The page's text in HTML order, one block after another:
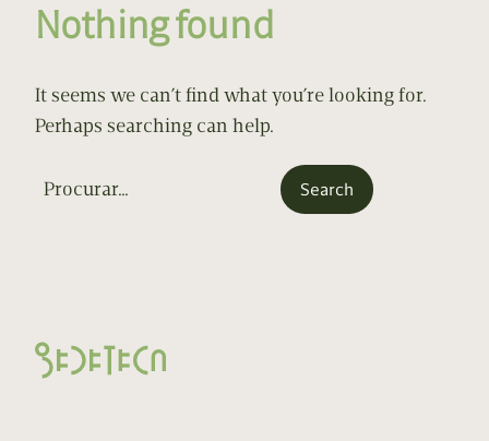
Nothing found
It seems we can’t find what you’re looking for.
Perhaps searching can help.